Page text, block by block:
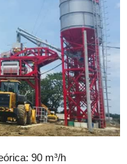
90 m³/h